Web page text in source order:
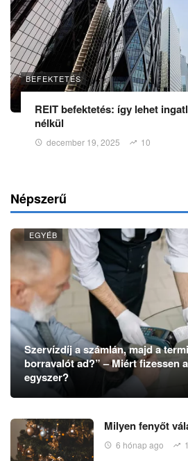
BEFEKTETÉS
REIT befektetés: így lehet
nélkül
december 19, 2025 10
Népszerű
EGYÉB
Szervízdíj a számlán, majd a
borravalót ad?” – Miért fizessen
egyszer?
Milyen fenyőt
6 hónap ago